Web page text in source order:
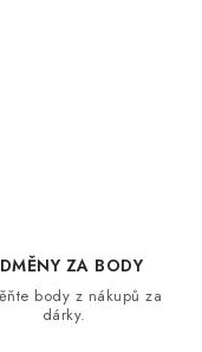
ZA BODY
body z nákupů za
dárky.